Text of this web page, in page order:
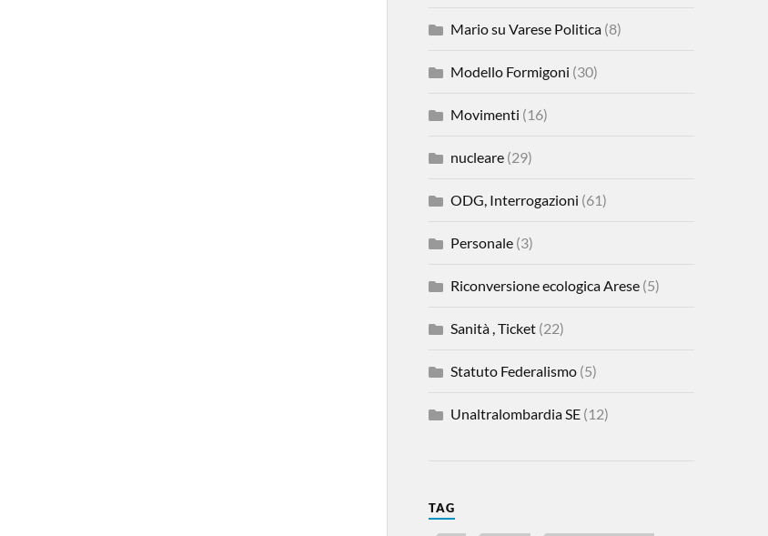
Mario su Varese Politica(8)
Modello Formigoni (30)
Movimenti (16)
nucleare(29)
ODG, Interrogazioni (61)
Personale(3)
Riconversione ecologica Arese(5)
Sanità , Ticket(22)
Statuto Federalismo(5)
Unaltralombardia SE(12)
TAG